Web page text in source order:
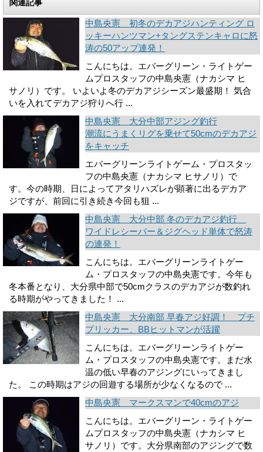
関連記事
中島央憲 初冬のデカアジハンティング ロ
ッキーハンツマン+タングステンキャロに怒
涛の50アップ連発！
こんにちは。エバーグリーン・ライトゲー
ムプロスタッフの中島央憲（ナカシマ ヒ
サノリ）です。 いよいよ冬のデカアジシーズン最盛期！ 気合
いを入れてデカアジ狩りへ行 ...
中島央憲 大分中部アジング釣行
潮流にうまくリグを乗せて50cmのデカアジ
をキャッチ
エバーグリーンライトゲーム・プロスタッ
フの中島央憲（ナカシマ ヒサノリ）で
す。今の時期、日によってアタリハズレが顕著に出るデカア
ジですが、前回に引き続き今回も狙 ...
中島央憲 大分中部 冬のデカアジ釣行
ワイドレシーバー＆ジグヘッド単体で怒涛
の連発！
こんにちは。エバーグリーンライトゲー
ム・プロスタッフの中島央憲です。今年も
冬本番となり、大分県中部で50cmクラスのデカアジが数釣れ
る時期がやってきました！ ...
中島央憲 大分南部 早春アジ好調！ プチ
プリッカー、BBヒットマンが活躍
こんにちは。エバーグリーンライトゲー
ム・プロスタッフの中島央憲です。まだ水
温の低い早春のアジングにいってきまし
た。 この時期はアジの回遊する場所が少なくなるので ...
中島央憲 マークスマンで40cmのアジ
こんにちは。エバーグリーン・ライトゲー
ムプロスタッフの中島央憲（ナカシマ ヒ
サノリ）です。大分県南部のアジングで数